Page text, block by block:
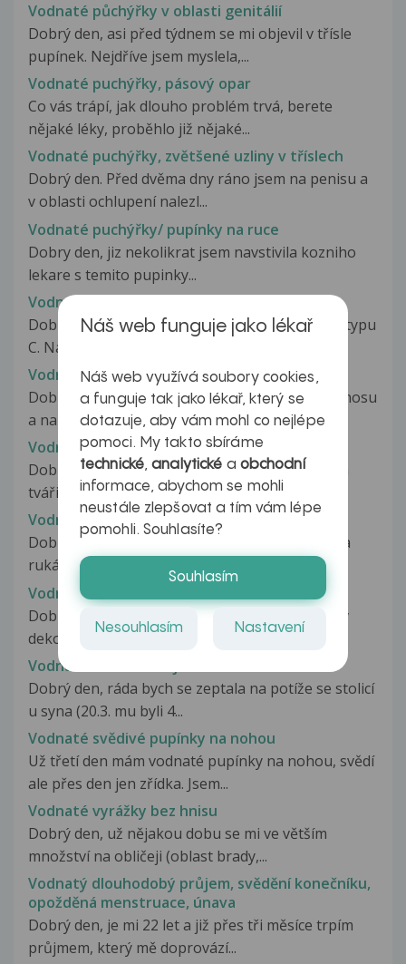
Vodnaté půchýřky v oblasti genitálií
Dobrý den, asi před týdnem se mi objevil v třísle
pupínek. Nejdříve jsem myslela,...
Vodnaté puchýřky, pásový opar
Co vás trápí, jak dlouho problém trvá, berete
nějaké léky, proběhlo již nějaké...
Vodnaté puchýřky, zvětšené uzliny v tříslech
Dobrý den. Před dvěma dny ráno jsem na penisu a
v oblasti ochlupení nalezl...
Vodnaté puchýřky/ pupínky na ruce
Dobry den, jiz nekolikrat jsem navstivila kozniho
lekare s temito pupinky...
Vodnaté pupínky
Dobrý den, v červnu jsem dostala streptokoka typu
C. Nasadili mi Ospen, kde...
Vodnaté pupínky a fleky v obličeji
Dobrý den, již 3 měsíce se mi na obliceji kolem nosu
a na bradě vyskytují vodnate...
Vodnaté pupínky na tváři
Dobrý večer. Zasílám foto.. Svědí mě vyrazka na
tváři, mám ji skoro rok. Tvoří...
Vodnaté pupínky rukou
Dobrý den. Jsem skoro tři týdny po porodu a na
rukách se mi objevily tyhle vodnate...
Vodnaté pupínky..
Dobrý den, už druhým rokem se mi v létě dělá v
dekoltu a na ramenech občas...
Vodnaté stolice u kojence
Dobrý den, ráda bych se zeptala na potíže se stolicí
u syna (20.3. mu byli 4...
Vodnaté svědivé pupínky na nohou
Už třetí den mám vodnaté pupínky na nohou, svědí
ale přes den jen zřídka. Jsem...
Vodnaté vyrážky bez hnisu
Dobrý den, už nějakou dobu se mi ve větším
množství na obličeji (oblast brady,...
Vodnatý dlouhodobý průjem, svědění konečníku,
opožděná menstruace, únava
Dobrý den, je mi 22 let a již přes tři měsíce trpím
průjmem, který mě doprovází...
Náš web funguje jako lékař
Náš web využívá soubory cookies,
a funguje tak jako lékař, který se
dotazuje, aby vám mohl co nejlépe
pomoci. My takto sbíráme
technické,analytické a obchodní
informace, abychom se mohli
neustále zlepšovat a tím vám lépe
pomohli. Souhlasíte?
Souhlasím
Nesouhlasím Nastavení